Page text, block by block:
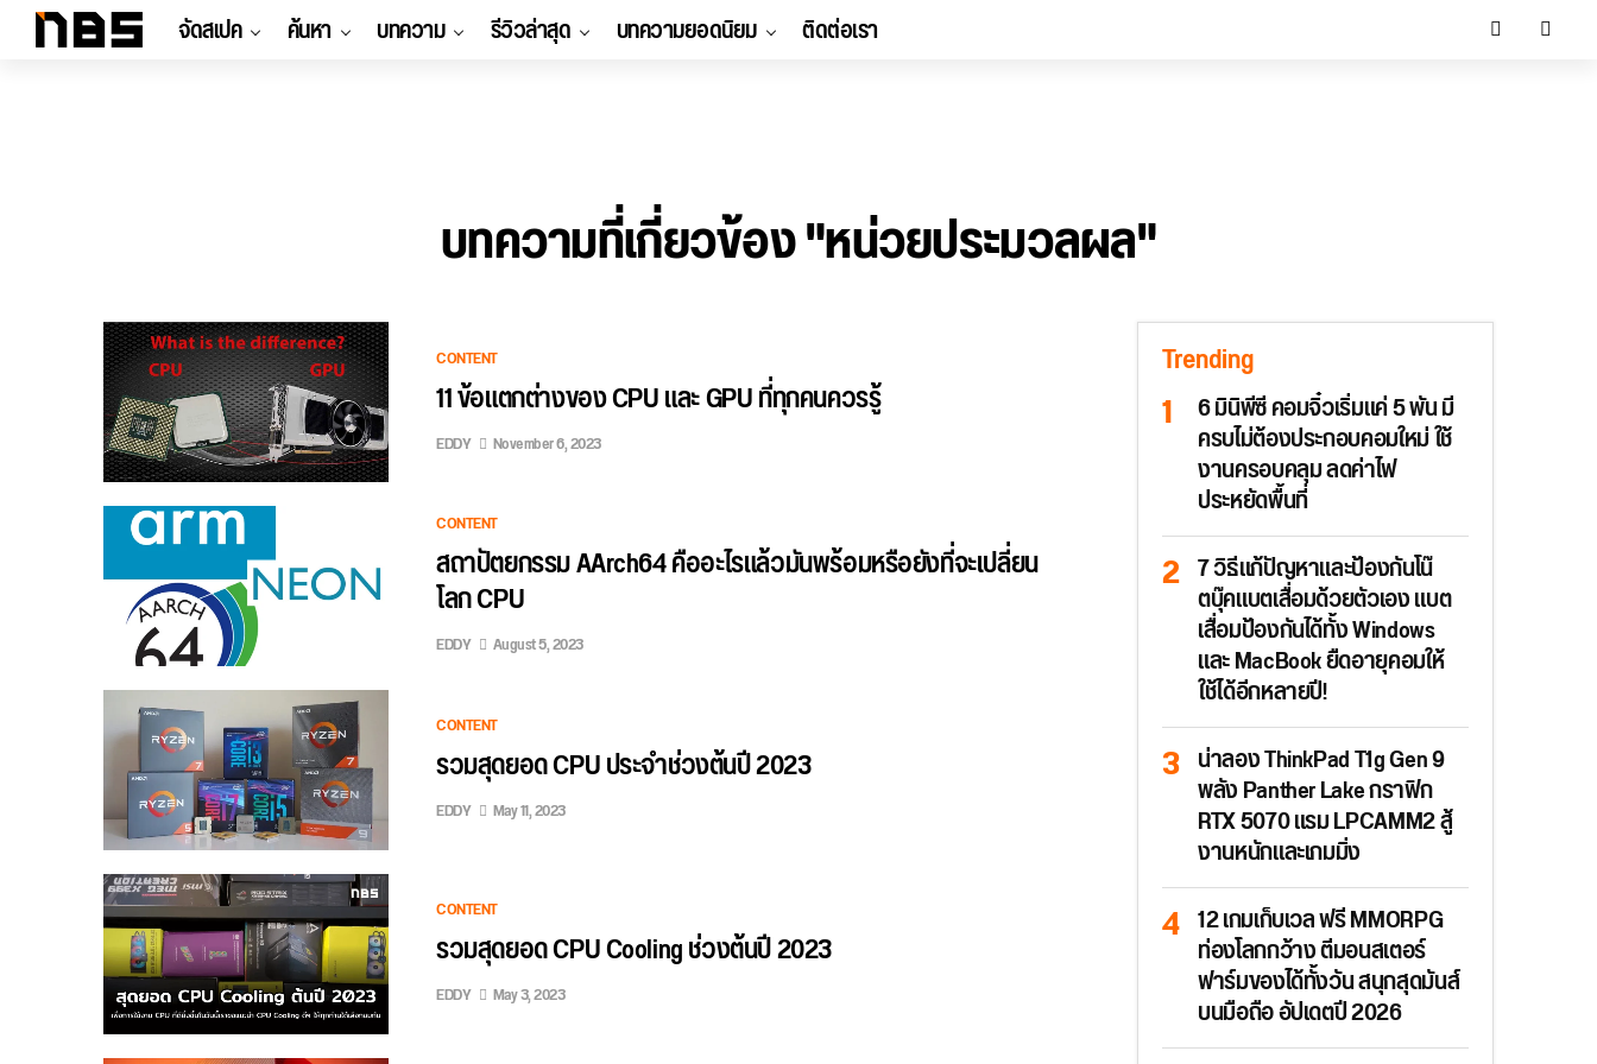
จัดสเปค ค้นหา บทความ รีวิวล่าสุด บทความยอดนิยม ติดต่อเรา
บทความที่เกี่ยวข้อง "หน่วยประมวลผล"
CONTENT
11 ข้อแตกต่างของ CPU และ GPU ที่ทุกคนควรรู้
EDDY November 6, 2023
CONTENT
สถาปัตยกรรม AArch64 คืออะไรแล้วมันพร้อมหรือยังที่จะเปลี่ยน
โลก CPU
EDDY August 5, 2023
CONTENT
รวมสุดยอด CPU ประจำช่วงต้นปี 2023
EDDY May 11, 2023
CONTENT
รวมสุดยอด CPU Cooling ช่วงต้นปี 2023
EDDY May 3, 2023
Trending
6 มินิพีซี คอมจิ๋วเริ่มแค่ 5 พัน มี
ครบไม่ต้องประกอบคอมใหม่ ใช้
งานครอบคลุม ลดค่าไฟ
ประหยัดพื้นที่
7 วิธีแก้ปัญหาและป้องกันโน๊
ตบุ๊คแบตเสื่อมด้วยตัวเอง แบต
เสื่อมป้องกันได้ทั้ง Windows
และ MacBook ยืดอายุคอมให้
ใช้ได้อีกหลายปี!
น่าลอง ThinkPad T1g Gen 9
พลัง Panther Lake กราฟิก
RTX 5070 แรม LPCAMM2 สู้
งานหนักและเกมมิ่ง
12 เกมเก็บเวล ฟรี MMORPG
ท่องโลกกว้าง ตีมอนสเตอร์
ฟาร์มของได้ทั้งวัน สนุกสุดมันส์
บนมือถือ อัปเดตปี 2026